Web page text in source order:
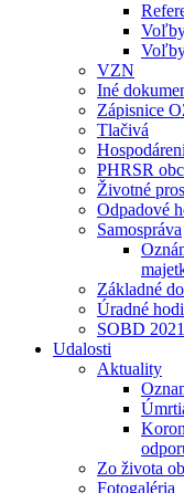
VZN
Iné
Zápisnice
Tlačivá
PHRSR
Životné
Odpadové
Samospráva
Základné
Úradné
SOBD 2021
Udalosti
Aktuality
Zo života
Fotogaléria